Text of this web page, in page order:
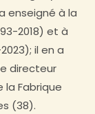
enseigné à la
2018) et à
il en a
directeur
Fabrique
(38).